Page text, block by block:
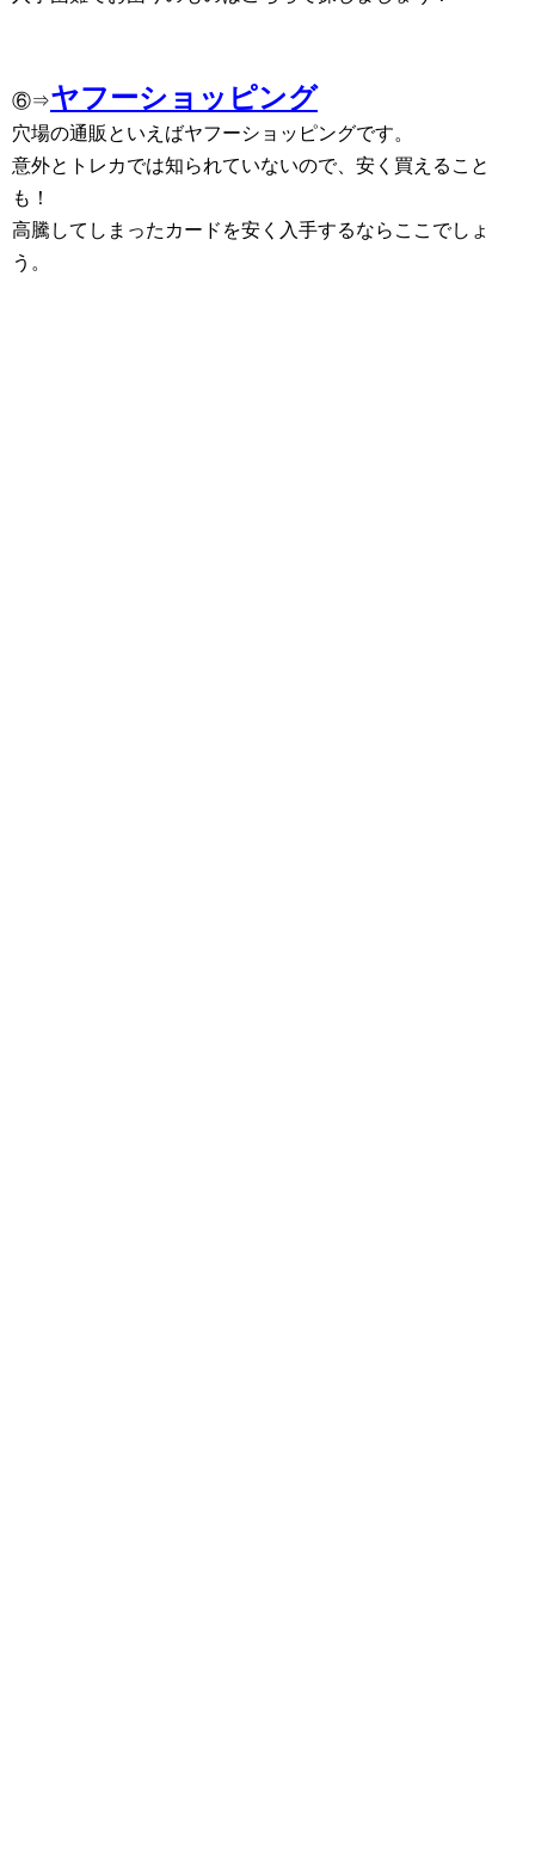
⑥⇒ヤフーショッピング
穴場の通販といえばヤフーショッピングです。
意外とトレカでは知られていないので、安く買えること
も！
高騰してしまったカードを安く入手するならここでしょ
う。